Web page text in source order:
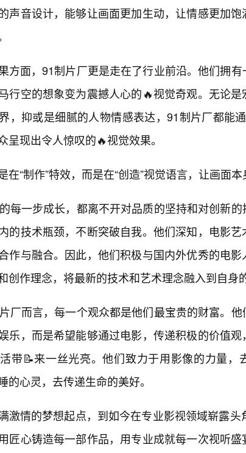
声音设计，能够让画面更加生动，让情感更加
方面，91制片厂更是走在了行业前沿。他们拥
行空的想象变为震撼人心的🔥视觉奇观。无论
，抑或是细腻的人物情感表达，91制片厂都能
呈现出令人惊叹的🔥视觉效果。
在“制作”特效，而是在“创造”视觉语言，让画面本
每一步成长，都离不开对品质的坚持和对创新的
的技术瓶颈，不断突破自我。他们深知，电影艺
作与融合。因此，他们积极与国内外优秀的电
创作理念，将最新的技术和艺术理念融入到自身
厂而言，每一个观众都是他们最宝贵的财富。
乐，而是希望能够通过电影，传递积极的价值
带📝来一丝光亮。他们致力于用影像的力量，
的心灵，去传递生命的美好。
激情的梦想起点，到如今在专业影视领域崭露头
匠心铸造每一部作品，用专业成就每一次视听